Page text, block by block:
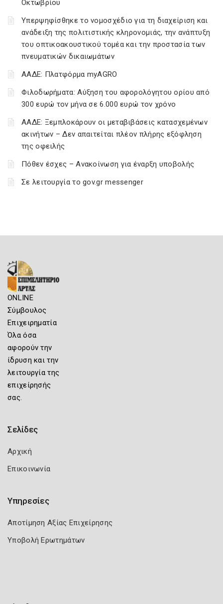
Οκτωβρίου
Υπερψηφίσθηκε το νομοσχέδιο για τη διαχείριση και
ανάδειξη της πολιτιστικής κληρονομιάς, την ανάπτυξη
του οπτικοακουστικού τομέα και την προστασία των
πνευματικών δικαιωμάτων
ΑΑΔΕ: Πλατφόρμα myAGRO
Φιλοδωρήματα: Αύξηση του αφορολόγητου ορίου από
300 ευρώ τον μήνα σε 6.000 ευρώ τον χρόνο
ΑΑΔΕ: Ξεμπλοκάρουν οι μεταβιβάσεις κατασχεμένων
ακινήτων – Δεν απαιτείται πλέον πλήρης εξόφληση
της οφειλής
Πόθεν έσχες – Ανακοίνωση για έναρξη υποβολής
Σε λειτουργία το gov.gr messenger
ONLINE
Σύμβουλος
Επιχειρηματία
Όλα όσα
αφορούν την
ίδρυση και την
λειτουργία της
επιχείρησής
σας.
Σελίδες
Αρχική
Επικοινωνία
Υπηρεσίες
Αποτίμηση Αξίας Επιχείρησης
Υποβολή Ερωτημάτων